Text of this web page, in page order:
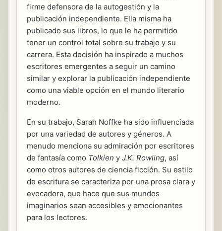
firme defensora de la autogestión y la
publicación independiente. Ella misma ha
publicado sus libros, lo que le ha permitido
tener un control total sobre su trabajo y su
carrera. Esta decisión ha inspirado a muchos
escritores emergentes a seguir un camino
similar y explorar la publicación independiente
como una viable opción en el mundo literario
moderno.
En su trabajo, Sarah Noffke ha sido influenciada
por una variedad de autores y géneros. A
menudo menciona su admiración por escritores
de fantasía como Tolkien y J.K. Rowling, así
como otros autores de ciencia ficción. Su estilo
de escritura se caracteriza por una prosa clara y
evocadora, que hace que sus mundos
imaginarios sean accesibles y emocionantes
para los lectores.